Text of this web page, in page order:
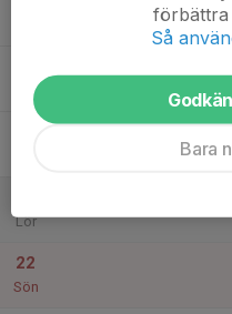
Klubblokalen
Stadsskogshallen
Lör
22
Sön
förbättra
Så
Bara